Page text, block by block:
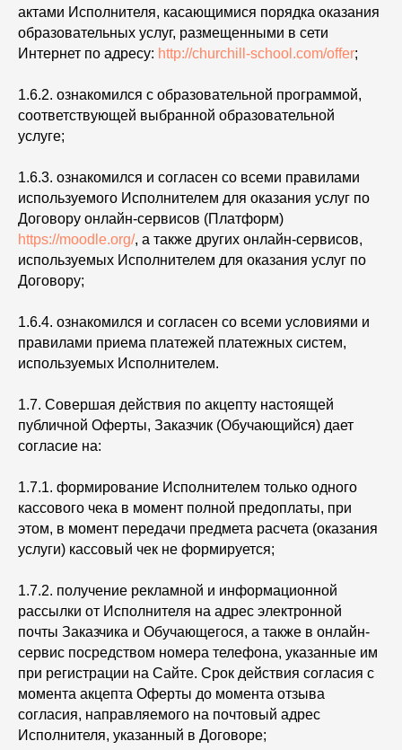
актами Исполнителя, касающимися порядка оказания
образовательных услуг, размещенными в сети
Интернет по адресу: http://churchill-school.com/offer;
1.6.2. ознакомился с образовательной программой,
соответствующей выбранной образовательной
услуге;
1.6.3. ознакомился и согласен со всеми правилами
используемого Исполнителем для оказания услуг по
Договору онлайн-сервисов (Платформ)
https://moodle.org/, а также других онлайн-сервисов,
используемых Исполнителем для оказания услуг по
Договору;
1.6.4. ознакомился и согласен со всеми условиями и
правилами приема платежей платежных систем,
используемых Исполнителем.
1.7. Совершая действия по акцепту настоящей
публичной Оферты, Заказчик (Обучающийся) дает
согласие на:
1.7.1. формирование Исполнителем только одного
кассового чека в момент полной предоплаты, при
этом, в момент передачи предмета расчета (оказания
услуги) кассовый чек не формируется;
1.7.2. получение рекламной и информационной
рассылки от Исполнителя на адрес электронной
почты Заказчика и Обучающегося, а также в онлайн-
сервис посредством номера телефона, указанные им
при регистрации на Сайте. Срок действия согласия с
момента акцепта Оферты до момента отзыва
согласия, направляемого на почтовый адрес
Исполнителя, указанный в Договоре;